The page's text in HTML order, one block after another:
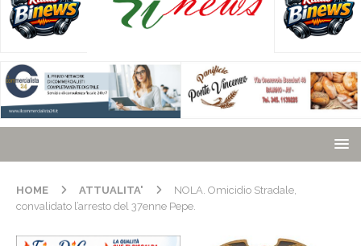
HOME ATTUALITA'
NOLA. Omicidio Stradale,
convalidato l’arresto del 37enne Pepe.